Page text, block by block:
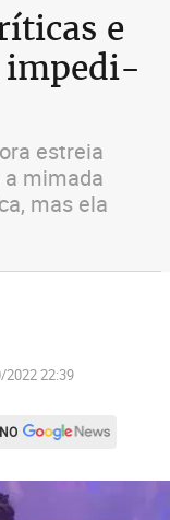
e
impedi-
estreia
a mimada
mas ela
22:39